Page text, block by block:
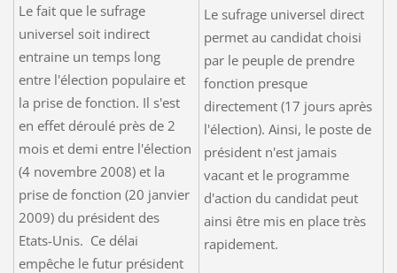
Le fait que le sufrage
universel soit indirect
entraine un temps long
entre l'élection populaire et
la prise de fonction. Il s'est
en effet déroulé près de 2
mois et demi entre l'élection
(4 novembre 2008) et la
prise de fonction (20 janvier
2009) du président des
Etats-Unis. Ce délai
empêche le futur président
Le sufrage universel direct
permet au candidat choisi
par le peuple de prendre
fonction presque
directement (17 jours après
l'élection). Ainsi, le poste de
président n'est jamais
vacant et le programme
d'action du candidat peut
ainsi être mis en place très
rapidement.